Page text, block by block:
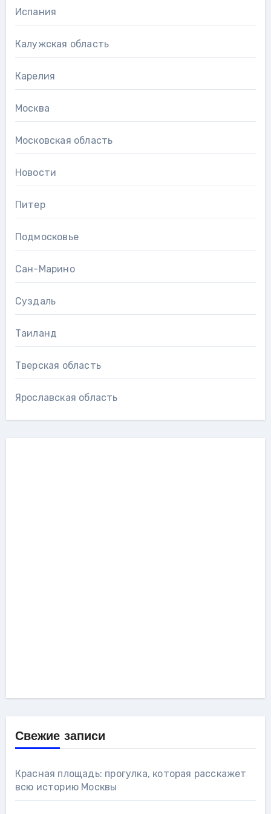
Испания
Калужская область
Карелия
Москва
Московская область
Новости
Питер
Подмосковье
Сан-Марино
Суздаль
Таиланд
Тверская область
Ярославская область
Свежие записи
Красная площадь: прогулка, которая расскажет
всю историю Москвы